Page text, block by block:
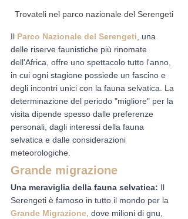
Trovateli nel parco nazionale del Serengeti
Il Parco Nazionale del Serengeti, una
delle riserve faunistiche più rinomate
dell'Africa, offre uno spettacolo tutto l'anno,
in cui ogni stagione possiede un fascino e
degli incontri unici con la fauna selvatica. La
determinazione del periodo "migliore" per la
visita dipende spesso dalle preferenze
personali, dagli interessi della fauna
selvatica e dalle considerazioni
meteorologiche.
Grande migrazione
Una meraviglia della fauna selvatica: Il
Serengeti è famoso in tutto il mondo per la
Grande Migrazione, dove milioni di gnu,